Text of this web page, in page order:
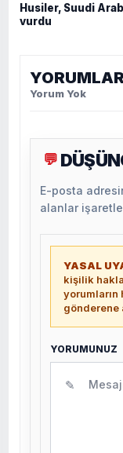
Husiler, Suudi
vurdu
YORUMLAR
Yorum Yok
💬
E-posta
alanlar
YASAL
kişilik
yorumların
gönderene
YORUMUNUZ
✎